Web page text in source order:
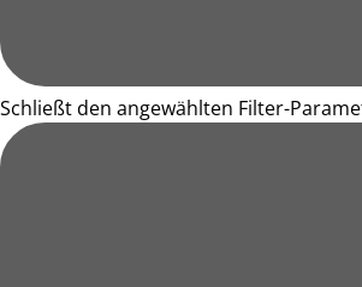
Schließt den angewählten Filter-